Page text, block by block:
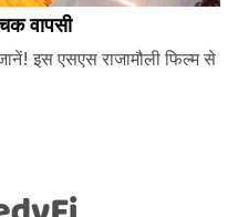
वापसी
इस एसएस राजामौली फिल्म से